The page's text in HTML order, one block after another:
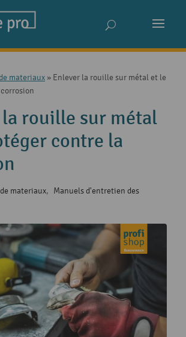
materiaux » Enlever la rouille sur métal et le
la rouille sur métal
contre la
materiaux, Manuels d'entretien des